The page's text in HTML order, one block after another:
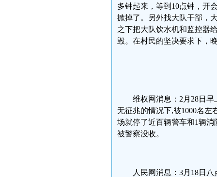
多钟起来，等到10点钟，开
掀掉了。另外找大队干部，
之下把大队饮水机和监控器
毁。在村民的坚决要求下，
维权网消息：2月28日
无征兆的情况下,被1000名
场就停了近百辆警车和1辆
被警察没收。
人民网消息：3月18日